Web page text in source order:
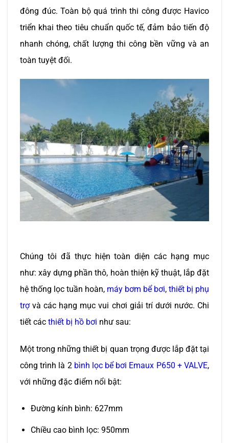
đông đúc. Toàn bộ quá trình thi công được Havico
triển khai theo tiêu chuẩn quốc tế, đảm bảo tiến độ
nhanh chóng, chất lượng thi công bền vững và an
toàn tuyệt đối.
Chúng tôi đã thực hiện toàn diện các hạng mục
như: xây dựng phần thô, hoàn thiện kỹ thuật, lắp đặt
hệ thống lọc tuần hoàn, máy bơm bể bơi, thiết bị phụ
trợvà các hạng mục vui chơi giải trí dưới nước. Chi
tiết các thiết bị hồ bơi như sau:
Một trong những thiết bị quan trọng được lắp đặt tại
công trình là 2 bình lọc bể bơi Emaux P650 + VALVE,
với những đặc điểm nổi bật:
Đường kính bình: 627mm
Chiều cao bình lọc: 950mm